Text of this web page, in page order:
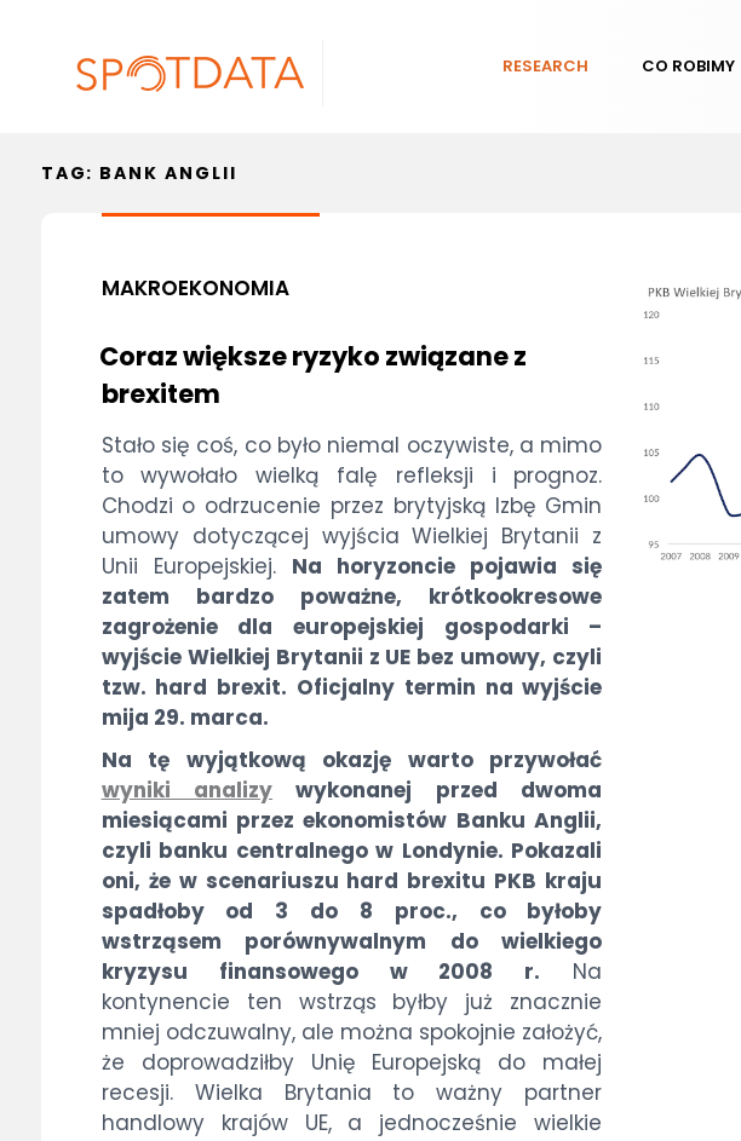
RESEARCH CO ROBIMY
TAG: BANK ANGLII
MAKROEKONOMIA
Coraz większe ryzyko związane z
brexitem
Stało się coś, co było niemal oczywiste, a mimo
to wywołało wielką falę refleksji i prognoz.
Chodzi o odrzucenie przez brytyjską Izbę Gmin
umowy dotyczącej wyjścia Wielkiej Brytanii z
Unii Europejskiej. Na horyzoncie pojawia się
zatem bardzo poważne, krótkookresowe
zagrożenie dla europejskiej gospodarki –
wyjście Wielkiej Brytanii z UE bez umowy, czyli
tzw. hard brexit. Oficjalny termin na wyjście
mija 29. marca.
Na tę wyjątkową okazję warto przywołać
wyniki analizy wykonanej przed dwoma
miesiącami przez ekonomistów Banku Anglii,
czyli banku centralnego w Londynie. Pokazali
oni, że w scenariuszu hard brexitu PKB kraju
spadłoby od 3 do 8 proc., co byłoby
wstrząsem porównywalnym do wielkiego
kryzysu finansowego w 2008 r. Na
kontynencie ten wstrząs byłby już znacznie
mniej odczuwalny, ale można spokojnie założyć,
że doprowadziłby Unię Europejską do małej
recesji. Wielka Brytania to ważny partner
handlowy krajów UE, a jednocześnie wielkie